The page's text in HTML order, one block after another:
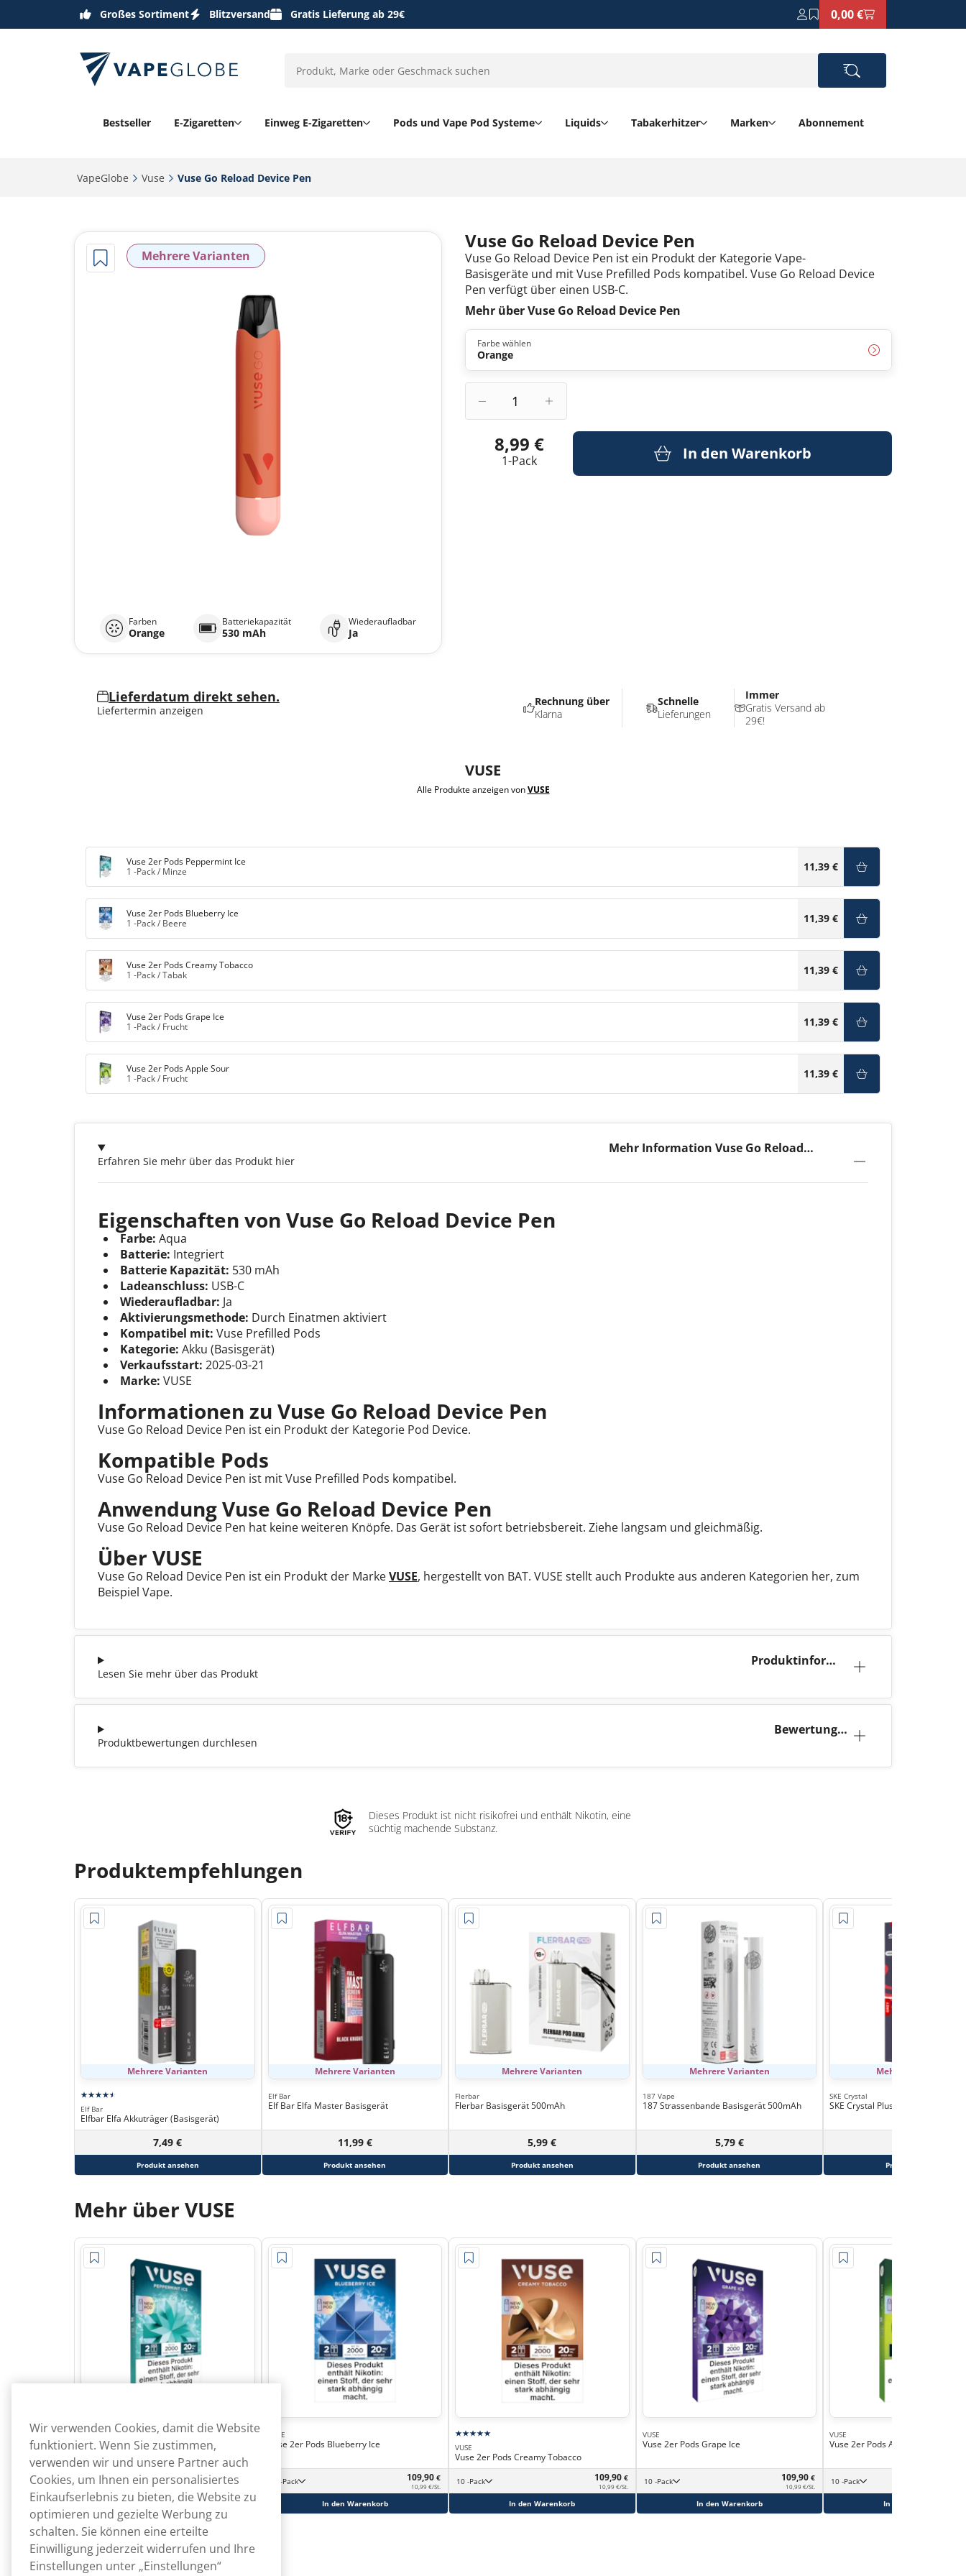
Großes Sortiment Blitzversand Gratis Lieferung ab 29€ 0,00 €
Bestseller E-Zigaretten Einweg E-Zigaretten Pods und Vape Pod Systeme Liquids Tabakerhitzer Marken Abonnement
VapeGlobe‎ Vuse‎ Vuse Go Reload Device Pen‎
Mehrere Varianten
Vuse Go Reload Device Pen
Vuse Go Reload Device Pen ist ein Produkt der Kategorie Vape-
Basisgeräte und mit Vuse Prefilled Pods kompatibel. Vuse Go Reload Device
Pen verfügt über einen USB-C.
Mehr über Vuse Go Reload Device Pen
Farben
Orange
Batteriekapazität
530 mAh
Wiederaufladbar
Ja
Farbe wählen
Orange
8,99 €
1-Pack In den Warenkorb
Lieferdatum direkt sehen.
Liefertermin anzeigen
Vuse 2er Pods Peppermint Ice
1 -Pack/ Minze 11,39 €
Vuse 2er Pods Blueberry Ice
1 -Pack/ Beere 11,39 €
Vuse 2er Pods Creamy Tobacco
1 -Pack/Tabak 11,39 €
Vuse 2er Pods Grape Ice
1 -Pack/ Frucht 11,39 €
Vuse 2er Pods Apple Sour
1 -Pack/ Frucht 11,39 €
Mehr Information Vuse Go Reload
Erfahren Sie mehr über das Produkt hier
Eigenschaften von Vuse Go Reload Device Pen
Farbe: Aqua
Batterie: Integriert
Batterie Kapazität: 530 mAh
Ladeanschluss: USB-C
Wiederaufladbar: Ja
Aktivierungsmethode: Durch Einatmen aktiviert
Kompatibel mit: Vuse Prefilled Pods
Kategorie: Akku (Basisgerät)
Verkaufsstart: 2025-03-21
Marke: VUSE
Informationen zu Vuse Go Reload Device Pen
Vuse Go Reload Device Pen ist ein Produkt der Kategorie Pod Device.
Kompatible Pods
Vuse Go Reload Device Pen ist mit Vuse Prefilled Pods kompatibel.
Anwendung Vuse Go Reload Device Pen
Vuse Go Reload Device Pen hat keine weiteren Knöpfe. Das Gerät ist sofort betriebsbereit. Ziehe langsam und gleichmäßig.
Über VUSE
Vuse Go Reload Device Pen ist ein Produkt der MarkeVUSE, hergestellt von BAT. VUSE stellt auch Produkte aus anderen Kategorien her, zum
Beispiel Vape.
Produktinforma
Lesen Sie mehr über das Produkt
Bewertunge
Produktbewertungen durchlesen
VUSE
Alle Produkte anzeigen vonVUSE
Rechnung über
Klarna
Schnelle
Lieferungen
Immer
Gratis Versand ab
29€!
Dieses Produkt ist nicht risikofrei und enthält Nikotin, eine
süchtig machende Substanz.
Produktempfehlungen
Mehrere Varianten
Elf Bar
Elfbar Elfa Akkuträger (Basisgerät)
7,49 €
Produkt ansehen
Mehrere Varianten
Elf Bar
Elf Bar Elfa Master Basisgerät
11,99 €
Produkt ansehen
Mehrere Varianten
Flerbar
Flerbar Basisgerät 500mAh
5,99 €
Produkt ansehen
Mehrere Varianten
187 Vape
187 Strassenbande Basisgerät 500mAh
5,79 €
Produkt ansehen
Mehrere Varianten
SKE Crystal
SKE Crystal Plus Basisgerät 400
Produkt ansehen
Mehr über VUSE
VUSE
Vuse 2er Pods Peppermint Ice
10 -Pack 109,90
10,99 €/St.
In den Warenkorb
VUSE
Vuse 2er Pods Blueberry Ice
10 -Pack 109,90 €
10,99 €/St.
In den Warenkorb
VUSE
Vuse 2er Pods Creamy Tobacco
10 -Pack 109,90 €
10,99 €/St.
In den Warenkorb
VUSE
Vuse 2er Pods Grape Ice
10 -Pack 109,90 €
10,99 €/St.
In den Warenkorb
VUSE
Vuse 2er Pods Apple Sour
10 -Pack
In den Warenkorb
Wir verwenden Cookies, damit die Website
funktioniert. Wenn Sie zustimmen,
verwenden wir und unsere Partner auch
Cookies, um Ihnen ein personalisiertes
Einkaufserlebnis zu bieten, die Website zu
optimieren und gezielte Werbung zu
schalten. Sie können eine erteilte
Einwilligung jederzeit widerrufen und Ihre
Einstellungen unter „Einstellungen“